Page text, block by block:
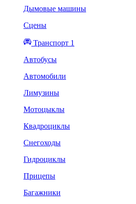
Дымовые машины
Сцены
Транспорт 1
Автобусы
Автомобили
Лимузины
Мотоцыклы
Квадроциклы
Снегоходы
Гидроциклы
Прицепы
Багажники